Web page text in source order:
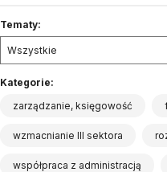
Tematy:
Wszystkie
Kategorie:
zarządzanie, księgowość
wzmacnianie III sektora
współpraca z administracją